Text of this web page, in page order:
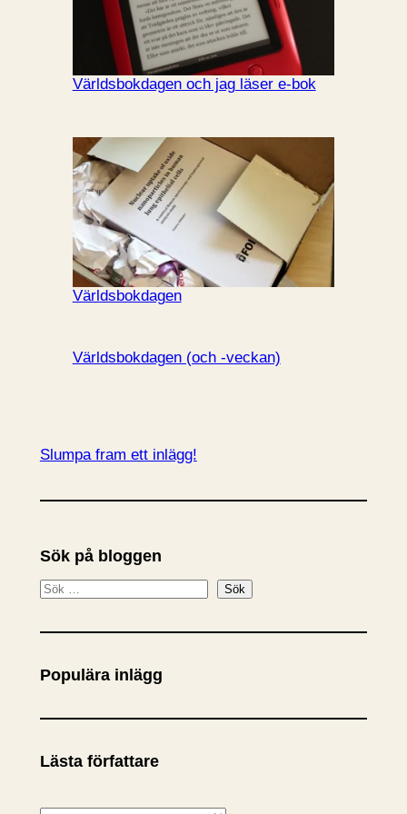
Världsbokdagen och jag läser e-bok
Världsbokdagen
Världsbokdagen (och -veckan)
Slumpa fram ett inlägg!
Sök på bloggen
S
k
Sök
Populära inlägg
Lästa författare